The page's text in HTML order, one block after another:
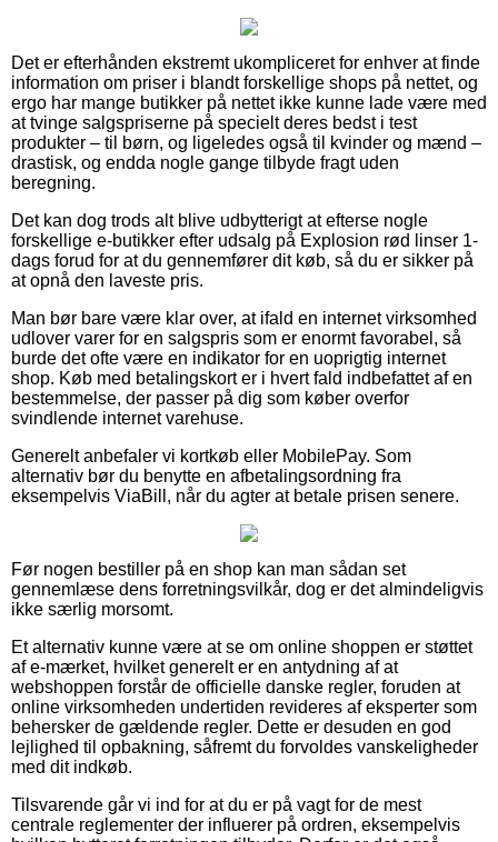
Det er efterhånden ekstremt ukompliceret for enhver at finde
information om priser i blandt forskellige shops på nettet, og
ergo har mange butikker på nettet ikke kunne lade være med
at tvinge salgspriserne på specielt deres bedst i test
produkter – til børn, og ligeledes også til kvinder og mænd –
drastisk, og endda nogle gange tilbyde fragt uden
beregning.
Det kan dog trods alt blive udbytterigt at efterse nogle
forskellige e-butikker efter udsalg på Explosion rød linser 1-
dags forud for at du gennemfører dit køb, så du er sikker på
at opnå den laveste pris.
Man bør bare være klar over, at ifald en internet virksomhed
udlover varer for en salgspris som er enormt favorabel, så
burde det ofte være en indikator for en uoprigtig internet
shop. Køb med betalingskort er i hvert fald indbefattet af en
bestemmelse, der passer på dig som køber overfor
svindlende internet varehuse.
Generelt anbefaler vi kortkøb eller MobilePay. Som
alternativ bør du benytte en afbetalingsordning fra
eksempelvis ViaBill, når du agter at betale prisen senere.
Før nogen bestiller på en shop kan man sådan set
gennemlæse dens forretningsvilkår, dog er det almindeligvis
ikke særlig morsomt.
Et alternativ kunne være at se om online shoppen er støttet
af e-mærket, hvilket generelt er en antydning af at
webshoppen forstår de officielle danske regler, foruden at
online virksomheden undertiden revideres af eksperter som
behersker de gældende regler. Dette er desuden en god
lejlighed til opbakning, såfremt du forvoldes vanskeligheder
med dit indkøb.
Tilsvarende går vi ind for at du er på vagt for de mest
centrale reglementer der influerer på ordren, eksempelvis